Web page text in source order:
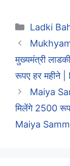
Ladki
मुख्यमंत्री
रूपए हर महीने
Maiya
मिलेंगे 2500
Maiya